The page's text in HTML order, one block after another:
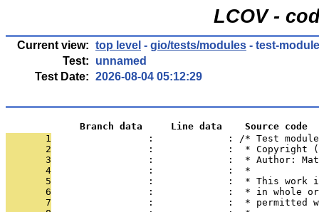
LCOV -
Current view: top level - gio/tests/modules - test-
Test:
unnamed
Test Date: 2026-08-04 05:12:29
             Branch data     Line data    Source code
       1
:             : /* Test
       2
:             :  * Copyright
       3
:             :  * Author:
       4
                 :             :  *
       5
:             :  * This work
       6
:             :  * in whole
       7
:             :  * permitted